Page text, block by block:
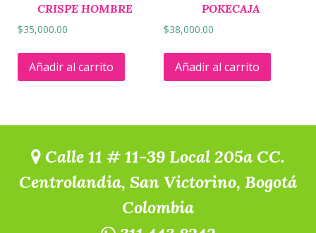
CRISPE HOMBRE
$35,000.00
Añadir al carrito
POKECAJA
$38,000.00
Añadir al carrito
Calle 11 # 11-39 Local 205a CC.
Centrolandia, San Victorino, Bogotá
Colombia